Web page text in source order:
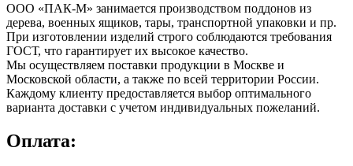
ООО «ПАК-М» занимается производством поддонов из
дерева, военных ящиков, тары, транспортной упаковки и пр.
При изготовлении изделий строго соблюдаются требования
ГОСТ, что гарантирует их высокое качество.
Мы осуществляем поставки продукции в Москве и
Московской области, а также по всей территории России.
Каждому клиенту предоставляется выбор оптимального
варианта доставки с учетом индивидуальных пожеланий.
Оплата: